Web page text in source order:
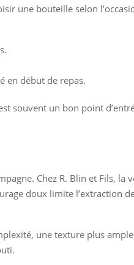
une bouteille selon
en début de repas.
souvent un bon point
Chez R. Blin et Fils,
doux limite l’extraction
une texture plus